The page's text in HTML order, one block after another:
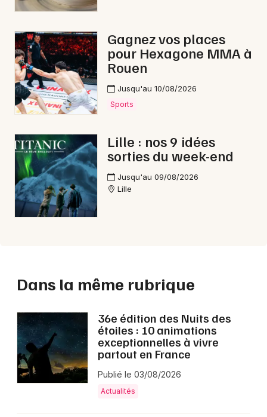
Gagnez vos places
pour Hexagone MMA à
Rouen
Jusqu'au 10/08/2026
Sports
Lille : nos 9 idées
sorties du week-end
Jusqu'au 09/08/2026
Lille
Dans la même rubrique
36e édition des Nuits des
étoiles : 10 animations
exceptionnelles à vivre
partout en France
Publié le 03/08/2026
Actualités